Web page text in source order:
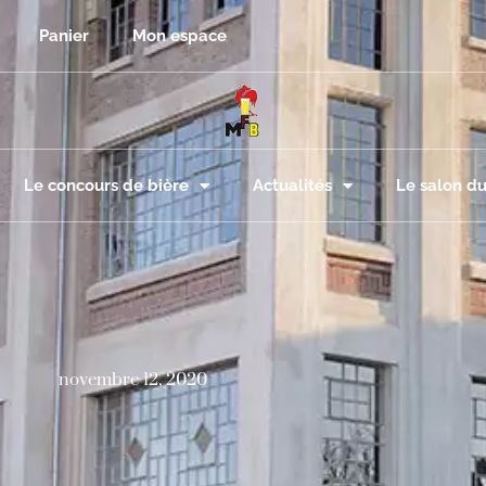
Panier Mon espace
Le concours de bière Actualités Le salon
novembre 12, 2020